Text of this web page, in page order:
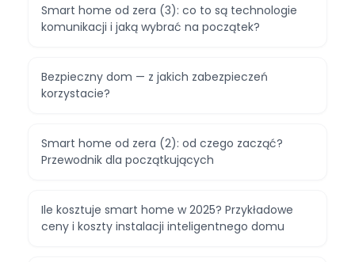
Smart home od zera (3): co to są technologie
komunikacji i jaką wybrać na początek?
Bezpieczny dom — z jakich zabezpieczeń
korzystacie?
Smart home od zera (2): od czego zacząć?
Przewodnik dla początkujących
Ile kosztuje smart home w 2025? Przykładowe
ceny i koszty instalacji inteligentnego domu